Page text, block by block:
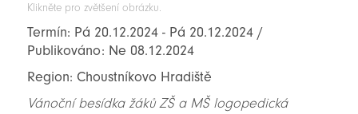
Klikněte pro zvětšení obrázku.
Termín: Pá 20.12.2024 - Pá 20.12.2024 /
Publikováno: Ne 08.12.2024
Region: Choustníkovo Hradiště
Vánoční besídka žáků ZŠ a MŠ logopedická